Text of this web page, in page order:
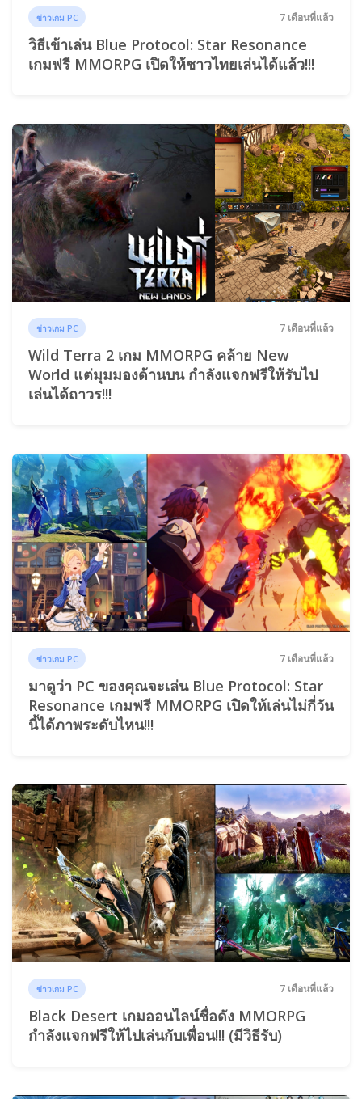
ข่าวเกม PC 7 เดือนที่แล้ว
วิธีเข้าเล่น Blue Protocol: Star Resonance
เกมฟรี MMORPG เปิดให้ชาวไทยเล่นได้แล้ว!!!
ข่าวเกม PC 7 เดือนที่แล้ว
Wild Terra 2 เกม MMORPG คล้าย New
World แต่มุมมองด้านบน กำลังแจกฟรีให้รับไป
เล่นได้ถาวร!!!
ข่าวเกม PC 7 เดือนที่แล้ว
มาดูว่า PC ของคุณจะเล่น Blue Protocol: Star
Resonance เกมฟรี MMORPG เปิดให้เล่นไม่กี่วัน
นี้ได้ภาพระดับไหน!!!
ข่าวเกม PC 7 เดือนที่แล้ว
Black Desert เกมออนไลน์ชื่อดัง MMORPG
กำลังแจกฟรีให้ไปเล่นกับเพื่อน!!! (มีวิธีรับ)